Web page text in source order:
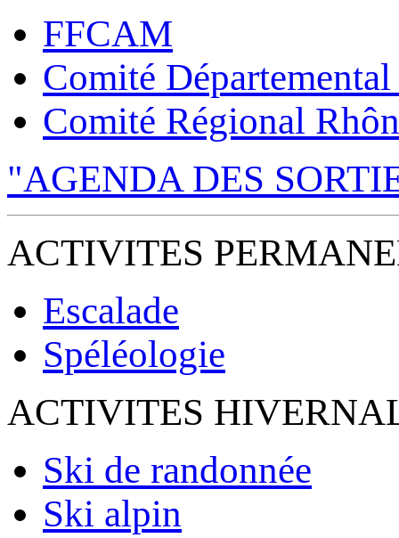
FFCAM
Comité
Comité Régional
"AGENDA DES
ACTIVITES
Escalade
Spéléologie
ACTIVITES
Ski de randonnée
Ski alpin